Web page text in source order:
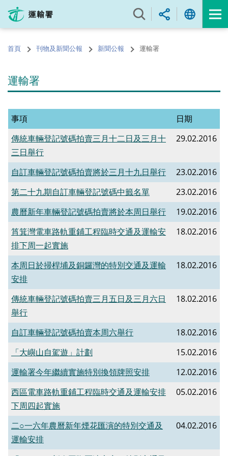
內
的首頁 刊物及新聞公報 新聞公報 運輸署
運輸署
事項
日期
傳統車輛登記號碼拍賣三月十二日及三月十
三日舉行
29.02.2016
自訂車輛登記號碼拍賣將於三月十九日舉行
23.02.2016
第二十九期自訂車輛登記號碼中籤名單
23.02.2016
農曆新年車輛登記號碼拍賣將於本周日舉行
19.02.2016
筲箕灣電車路軌重鋪工程臨時交通及運輸安
排下周一起實施
18.02.2016
本周日於掃桿埔及銅鑼灣的特別交通及運輸
安排
18.02.2016
傳統車輛登記號碼拍賣三月五日及三月六日
舉行
18.02.2016
自訂車輛登記號碼拍賣本周六舉行
18.02.2016
「大嶼山自駕遊」計劃
15.02.2016
運輸署今年繼續實施特別換領牌照安排
12.02.2016
西區電車路軌重鋪工程臨時交通及運輸安排
下周四起實施
05.02.2016
二○一六年農曆新年煙花匯演的特別交通及
運輸安排
04.02.2016